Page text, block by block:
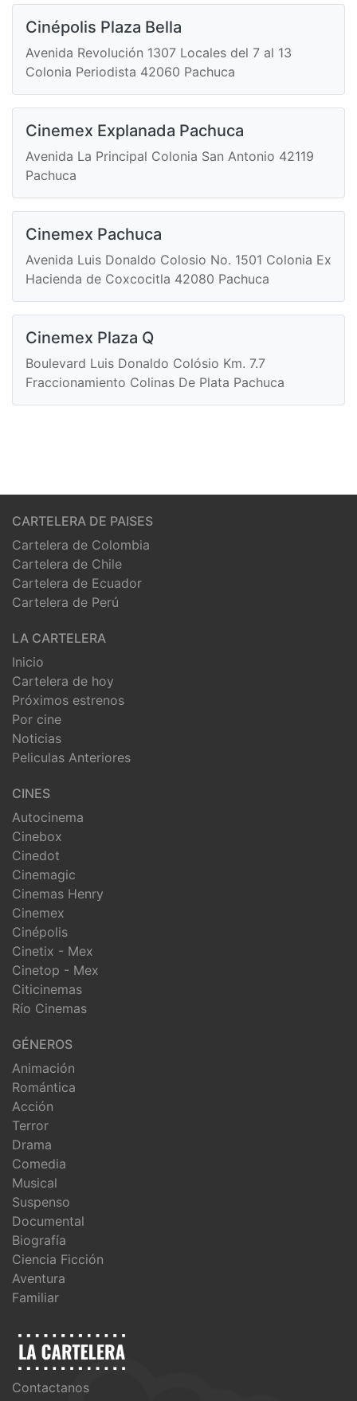
Cinépolis Plaza Bella
Avenida Revolución 1307 Locales del 7 al 13
Colonia Periodista 42060 Pachuca
Cinemex Explanada Pachuca
Avenida La Principal Colonia San Antonio 42119
Pachuca
Cinemex Pachuca
Avenida Luis Donaldo Colosio No. 1501 Colonia Ex
Hacienda de Coxcocitla 42080 Pachuca
Cinemex Plaza Q
Boulevard Luis Donaldo Colósio Km. 7.7
Fraccionamiento Colinas De Plata Pachuca
CARTELERA DE PAISES
Cartelera de Colombia
Cartelera de Chile
Cartelera de Ecuador
Cartelera de Perú
LA CARTELERA
Inicio
Cartelera de hoy
Próximos estrenos
Por cine
Noticias
Peliculas Anteriores
CINES
Autocinema
Cinebox
Cinedot
Cinemagic
Cinemas Henry
Cinemex
Cinépolis
Cinetix - Mex
Cinetop - Mex
Citicinemas
Río Cinemas
GÉNEROS
Animación
Romántica
Acción
Terror
Drama
Comedia
Musical
Suspenso
Documental
Biografía
Ciencia Ficción
Aventura
Familiar
Contactanos